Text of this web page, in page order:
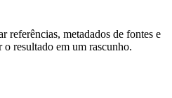
referências, metadados de fontes e
o resultado em um rascunho.